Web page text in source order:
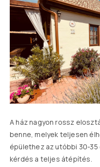
A ház nagyon rossz
benne, melyek teljesen
épülethez az utóbbi 30-35
kérdés a teljes átépítés.